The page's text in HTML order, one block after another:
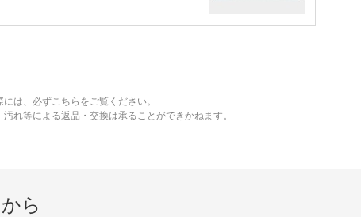
は、必ずこちらをご覧ください。
れ等による返品・交換は承ることができかねます。
ら